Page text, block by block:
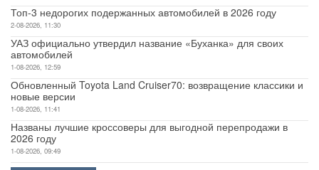
Топ-3 недорогих подержанных автомобилей в 2026 году
2-08-2026, 11:30
УАЗ официально утвердил название «Буханка» для своих
автомобилей
1-08-2026, 12:59
Обновленный Toyota Land Cruiser70: возвращение классики и
новые версии
1-08-2026, 11:41
Названы лучшие кроссоверы для выгодной перепродажи в
2026 году
1-08-2026, 09:49